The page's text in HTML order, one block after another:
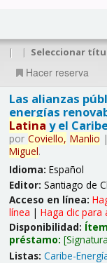
| | Seleccionar
Hacer reserva
Las alianzas
energías
Latina y el
por Coviello, Manlio |
Miguel.
Idioma: Español
Editor: Santiago de
Acceso en línea:
línea | Haga clic para
Disponibilidad:
préstamo:
Listas: Caribe-